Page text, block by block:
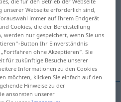
anklicken/antippen)
unserer Webseite erforderlich sind,
immer auf Ihrem Endgerät
Cookies, die der Bereitstellung
werden nur gespeichert, wenn Sie uns
Button Ihr Einverständnis
ohne Akzeptieren“. Sie
für zukünftige Besuche unserer
Informationen zu den Cookies
möchten, klicken Sie einfach auf den
Hinweise zu der
ansonsten unserer